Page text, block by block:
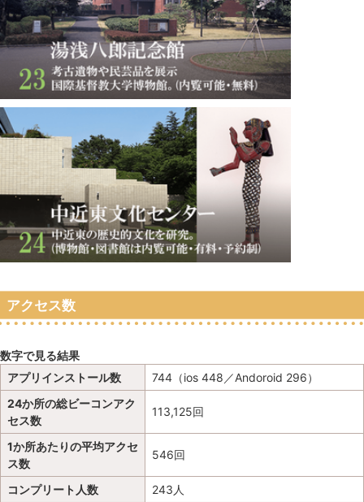
アクセス数
数字で見る結果
アプリインストール数
744（ios 448／Andoroid 296）
24か所の総ビーコンアク
セス数
113,125回
1か所あたりの平均アクセ
ス数
546回
コンプリート人数
243人